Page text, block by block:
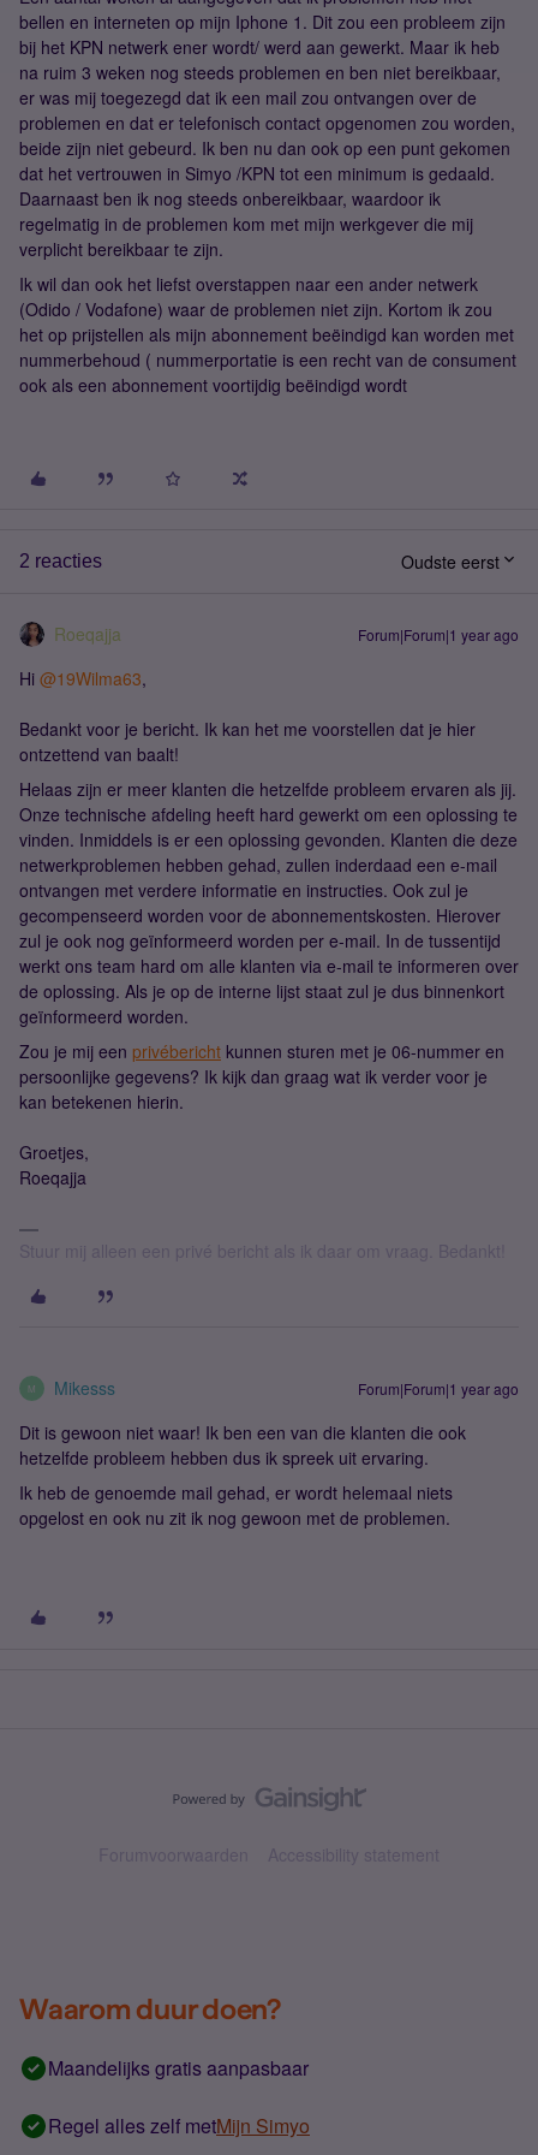
bellen en interneten op mijn Iphone 1. Dit zou een probleem zijn
bij het KPN netwerk ener wordt/ werd aan gewerkt. Maar ik heb
na ruim 3 weken nog steeds problemen en ben niet bereikbaar,
er was mij toegezegd dat ik een mail zou ontvangen over de
problemen en dat er telefonisch contact opgenomen zou worden,
beide zijn niet gebeurd. Ik ben nu dan ook op een punt gekomen
dat het vertrouwen in Simyo /KPN tot een minimum is gedaald.
Daarnaast ben ik nog steeds onbereikbaar, waardoor ik
regelmatig in de problemen kom met mijn werkgever die mij
verplicht bereikbaar te zijn.
Ik wil dan ook het liefst overstappen naar een ander netwerk
(Odido / Vodafone) waar de problemen niet zijn. Kortom ik zou
het op prijstellen als mijn abonnement beëindigd kan worden met
nummerbehoud ( nummerportatie is een recht van de consument
ook als een abonnement voortijdig beëindigd wordt
2 reacties Oudste eerst
Roeqajja Forum|Forum|1 year ago
Hi @19Wilma63,
Bedankt voor je bericht. Ik kan het me voorstellen dat je hier
ontzettend van baalt!
Helaas zijn er meer klanten die hetzelfde probleem ervaren als jij.
Onze technische afdeling heeft hard gewerkt om een oplossing te
vinden. Inmiddels is er een oplossing gevonden. Klanten die deze
netwerkproblemen hebben gehad, zullen inderdaad een e-mail
ontvangen met verdere informatie en instructies. Ook zul je
gecompenseerd worden voor de abonnementskosten. Hierover
zul je ook nog geïnformeerd worden per e-mail. In de tussentijd
werkt ons team hard om alle klanten via e-mail te informeren over
de oplossing. Als je op de interne lijst staat zul je dus binnenkort
geïnformeerd worden.
Zou je mij een privébericht kunnen sturen met je 06-nummer en
persoonlijke gegevens? Ik kijk dan graag wat ik verder voor je
kan betekenen hierin.
Groetjes,
Roeqajja
Stuur mij alleen een privé bericht als ik daar om vraag. Bedankt!
M Mikesss Forum|Forum|1 year ago
Dit is gewoon niet waar! Ik ben een van die klanten die ook
hetzelfde probleem hebben dus ik spreek uit ervaring.
Ik heb de genoemde mail gehad, er wordt helemaal niets
opgelost en ook nu zit ik nog gewoon met de problemen.
Forumvoorwaarden Accessibility statement
Waarom duur doen?
Maandelijks gratis aanpasbaar
Regel alles zelf metMijn Simyo